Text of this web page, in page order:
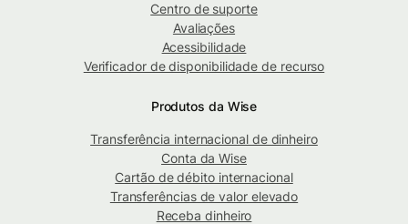
Centro de suporte
Avaliações
Acessibilidade
Verificador de disponibilidade de recurso
Produtos da Wise
Transferência internacional de dinheiro
Conta da Wise
Cartão de débito internacional
Transferências de valor elevado
Receba dinheiro